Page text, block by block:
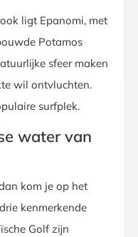
ligt Epanomi, met
Potamos
sfeer maken
wil ontvluchten.
surfplek.
water van
kom je op het
kenmerkende
Golf zijn